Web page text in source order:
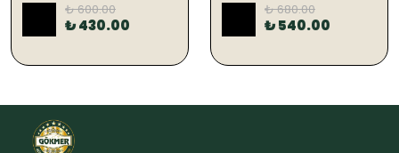
₺ 600.00
₺ 430.00
₺ 680.00
₺ 540.00